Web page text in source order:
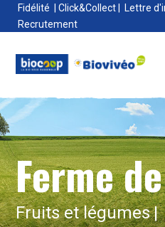
Fidélité |Click&Collect Lettre
Recrutement
Ferme
Fruits et légumes